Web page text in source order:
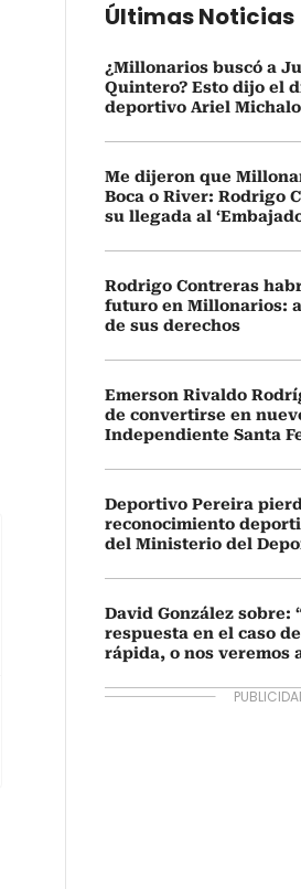
Últimas Noticias
¿Millonarios buscó a
Quintero? Esto dijo el
deportivo Ariel
Me dijeron que
Boca o River: Rodrigo
su llegada al
Rodrigo Contreras
futuro en Millonarios:
de sus derechos
Emerson Rivaldo
de convertirse en
Independiente Santa
Deportivo Pereira
reconocimiento
del Ministerio del
David González sobre:
respuesta en el caso
rápida, o nos veremos